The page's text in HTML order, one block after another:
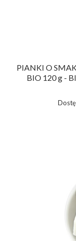
PIANKI O
BIO 120 g -